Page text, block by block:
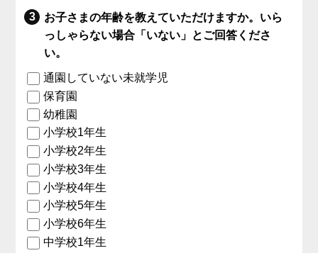
お子さまの年齢を教えていただけますか。いら
っしゃらない場合「いない」とご回答くださ
い。
通園していない未就学児
保育園
幼稚園
小学校1年生
小学校2年生
小学校3年生
小学校4年生
小学校5年生
小学校6年生
中学校1年生